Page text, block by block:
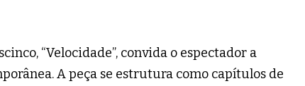
“Velocidade”, convida o espectador a
A peça se estrutura como capítulos de